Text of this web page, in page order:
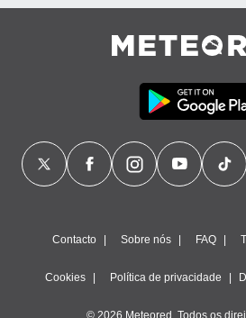
Contacto Sobre nós FAQ
Cookies Política de privacidade
© 2026 Meteored. Todos os